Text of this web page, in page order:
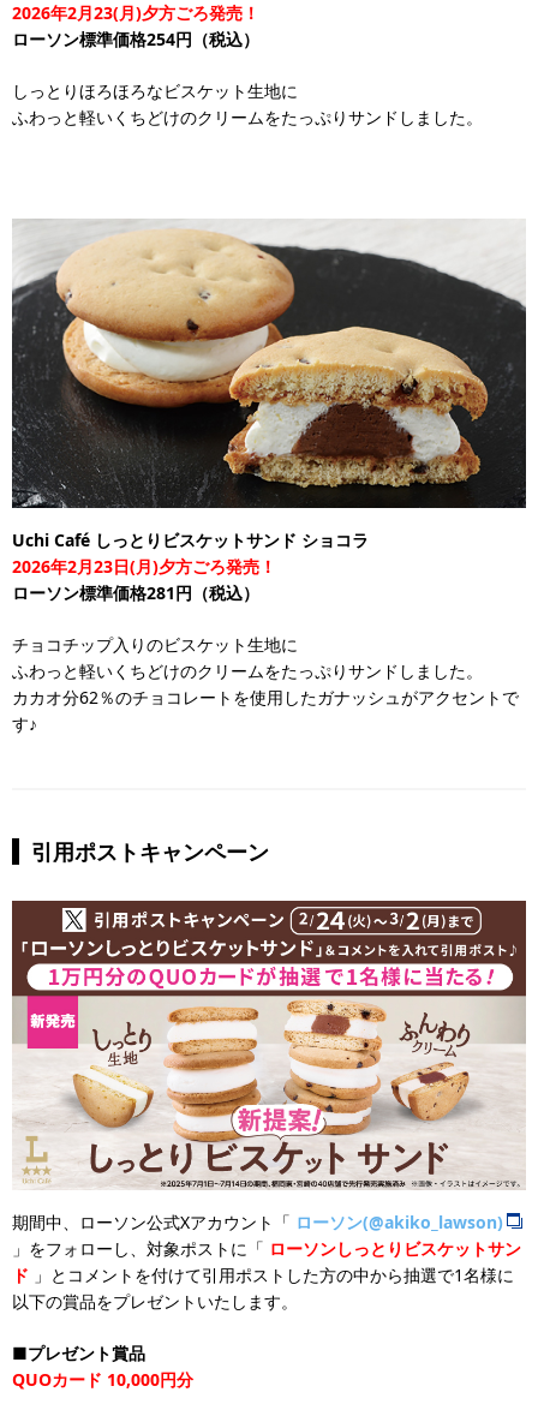
2026年2月23(月)夕方ごろ発売！
ローソン標準価格254円（税込）
しっとりほろほろなビスケット生地に
ふわっと軽いくちどけのクリームをたっぷりサンドしました。
Uchi Café しっとりビスケットサンド ショコラ
2026年2月23日(月)夕方ごろ発売！
ローソン標準価格281円（税込）
チョコチップ入りのビスケット生地に
ふわっと軽いくちどけのクリームをたっぷりサンドしました。
カカオ分62％のチョコレートを使用したガナッシュがアクセントで
す♪
引用ポストキャンペーン
期間中、ローソン公式Xアカウント「 ローソン(@akiko_lawson)
」をフォローし、対象ポストに「 ローソンしっとりビスケットサン
ド 」とコメントを付けて引用ポストした方の中から抽選で1名様に
以下の賞品をプレゼントいたします。
■プレゼント賞品
QUOカード 10,000円分